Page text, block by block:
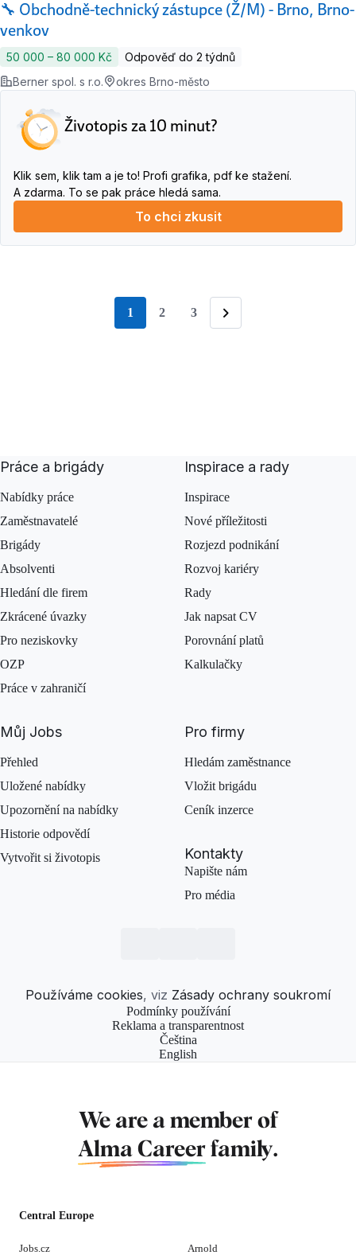
🔧 Obchodně-technický zástupce (Ž/M) - Brno, Brno-
venkov
50 000 ‍–‍ 80 000 Kč
Odpověď do 2 týdnů
Berner spol. s r.o.
okres Brno-město
Životopis za 10 minut?
Klik sem, klik tam a je to! Profi grafika, pdf ke stažení.
A zdarma. To se pak práce hledá sama.
To chci zkusit
stránka
1 2 3
Následující
Práce a brigády
Nabídky práce
Zaměstnavatelé
Brigády
Absolventi
Hledání dle firem
Zkrácené úvazky
Pro neziskovky
OZP
Práce v zahraničí
Inspirace a rady
Inspirace
Nové příležitosti
Rozjezd podnikání
Rozvoj kariéry
Rady
Jak napsat CV
Porovnání platů
Kalkulačky
Můj Jobs
Přehled
Uložené nabídky
Upozornění na nabídky
Historie odpovědí
Vytvořit si životopis
Pro firmy
Hledám zaměstnance
Vložit brigádu
Ceník inzerce
Kontakty
Napište nám
Pro média
Používáme cookies, viz Zásady ochrany soukromí
Podmínky používání
Reklama a transparentnost
Čeština
English
We are a member of
Alma Career family.
Central Europe
Jobs.cz
Arnold